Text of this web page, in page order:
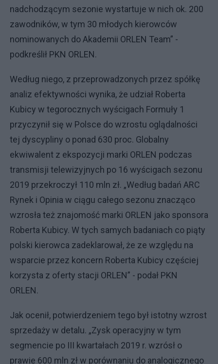
nadchodzącym sezonie wystartuje w nich ok. 200
zawodników, w tym 30 młodych kierowców
nominowanych do Akademii ORLEN Team” -
podkreślił PKN ORLEN.
Według niego, z przeprowadzonych przez spółkę
analiz efektywności wynika, że udział Roberta
Kubicy w tegorocznych wyścigach Formuły 1
przyczynił się w Polsce do wzrostu oglądalności
tej dyscypliny o ponad 630 proc. Globalny
ekwiwalent z ekspozycji marki ORLEN podczas
transmisji telewizyjnych po 16 wyścigach sezonu
2019 przekroczył 110 mln zł. „Według badań ARC
Rynek i Opinia w ciągu całego sezonu znacząco
wzrosła też znajomość marki ORLEN jako sponsora
Roberta Kubicy. W tych samych badaniach co piąty
polski kierowca zadeklarował, że ze względu na
wsparcie przez koncern Roberta Kubicy częściej
korzysta z oferty stacji ORLEN” - podał PKN
ORLEN.
Jak ocenił, potwierdzeniem tego był istotny wzrost
sprzedaży w detalu. „Zysk operacyjny w tym
segmencie po III kwartałach 2019 r. wzrósł o
prawie 600 mln zł w porównaniu do analogicznego